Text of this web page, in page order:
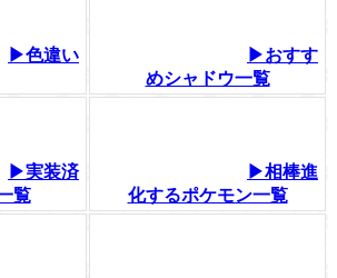
▶色違い
▶おすす
めシャドウ一覧
▶実装済
覧
▶相棒進
化するポケモン一覧